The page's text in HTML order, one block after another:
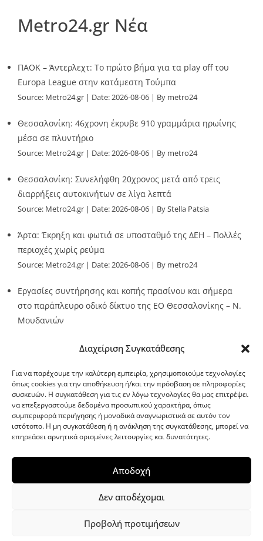
Διαχείριση Συγκατάθεσης
Για να παρέχουμε την καλύτερη εμπειρία, χρησιμοποιούμε τεχνολογίες
όπως cookies για την αποθήκευση ή/και την πρόσβαση σε πληροφορίες
συσκευών. Η συγκατάθεση για τις εν λόγω τεχνολογίες θα μας επιτρέψει
να επεξεργαστούμε δεδομένα προσωπικού χαρακτήρα, όπως
συμπεριφορά περιήγησης ή μοναδικά αναγνωριστικά σε αυτόν τον
ιστότοπο. Η μη συγκατάθεση ή η ανάκληση της συγκατάθεσης, μπορεί να
επηρεάσει αρνητικά ορισμένες λειτουργίες και δυνατότητες.
Αποδοχή
Δεν αποδέχομαι
Προβολή προτιμήσεων
Metro24.gr Νέα
ΠΑΟΚ – Άντερλεχτ: Το πρώτο βήμα για τα play off του
Europa League στην κατάμεστη Τούμπα
Source: Metro24.gr Date: 2026-08-06 By metro24
Θεσσαλονίκη: 46χρονη έκρυβε 910 γραμμάρια ηρωίνης
μέσα σε πλυντήριο
Source: Metro24.gr Date: 2026-08-06 By metro24
Θεσσαλονίκη: Συνελήφθη 20χρονος μετά από τρεις
διαρρήξεις αυτοκινήτων σε λίγα λεπτά
Source: Metro24.gr Date: 2026-08-06 By Stella Patsia
Άρτα: Έκρηξη και φωτιά σε υποσταθμό της ΔΕΗ – Πολλές
περιοχές χωρίς ρεύμα
Source: Metro24.gr Date: 2026-08-06 By metro24
Εργασίες συντήρησης και κοπής πρασίνου και σήμερα
στο παράπλευρο οδικό δίκτυο της ΕΟ Θεσσαλονίκης – Ν.
Μουδανιών
G-point.gr